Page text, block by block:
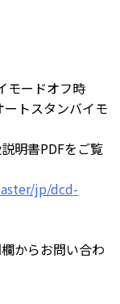
モードオフ時
ートスタンバイモ
明書PDFをご覧
jp/dcd-
からお問い合わ